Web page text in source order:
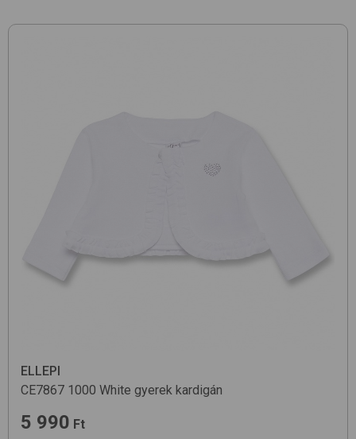
ELLEPI
CE7867 1000 White gyerek kardigán
5 990 Ft